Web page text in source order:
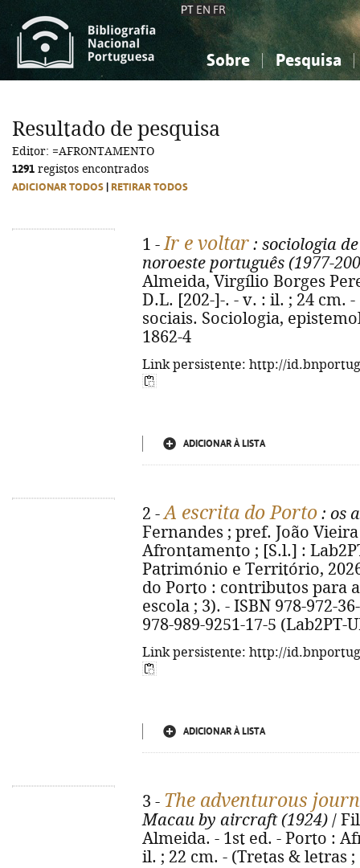
PT EN FR
Sobre Pesquisa
Ciências sociais...
Ciências sociais...
Resultado de pesquisa
Editor: =AFRONTAMENTO
1291 registos encontrados
ADICIONAR TODOS RETIRAR TODOS
1 -Ir e voltar : sociologia
noroeste português (1977-
Almeida, Virgílio Borges
D.L. [202-]-. - v. : il. ; 24 cm.
sociais. Sociologia,
1862-4
Link persistente: http://
ADICIONAR À LISTA
2 -A escrita do Porto : os
Fernandes ; pref. João
Afrontamento ; [S.l.] :
Património e Território,
do Porto : contributos para
escola ; 3). - ISBN 978-972-
978-989-9251-17-5 (Lab2PT-
Link persistente: http://
ADICIONAR À LISTA
3 - The adventurous
Macau by aircraft (1924) /
Almeida. - 1st ed. - Porto :
il. ; 22 cm. - (Tretas & letras ;